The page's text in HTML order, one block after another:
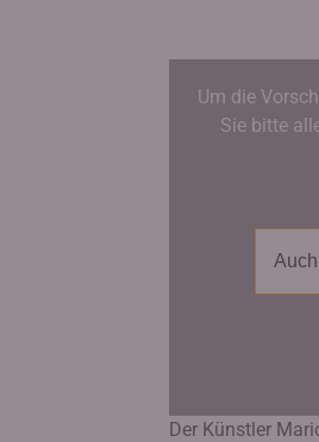
Um die
Sie bitte
Der Künstler